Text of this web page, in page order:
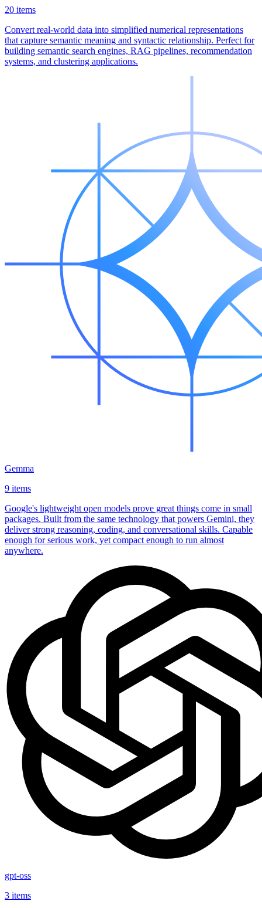
20 items
Convert real-world data into simplified numerical representations
that capture semantic meaning and syntactic relationship. Perfect for
building semantic search engines, RAG pipelines, recommendation
systems, and clustering applications.
Gemma
9 items
Google's lightweight open models prove great things come in small
packages. Built from the same technology that powers Gemini, they
deliver strong reasoning, coding, and conversational skills. Capable
enough for serious work, yet compact enough to run almost
anywhere.
gpt-oss
3 items